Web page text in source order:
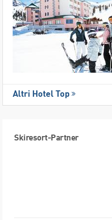
Altri Hotel Top
Skiresort-Partner